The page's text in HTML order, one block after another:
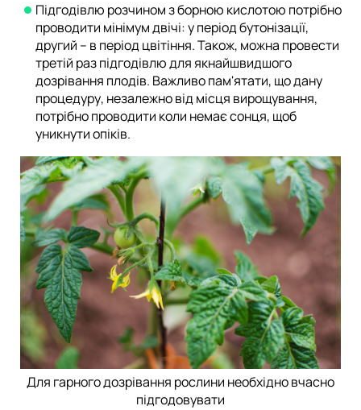
Підгодівлю розчином з борною кислотою потрібно
проводити мінімум двічі: у період бутонізації,
другий – в період цвітіння. Також, можна провести
третій раз підгодівлю для якнайшвидшого
дозрівання плодів. Важливо пам'ятати, що дану
процедуру, незалежно від місця вирощування,
потрібно проводити коли немає сонця, щоб
уникнути опіків.
Для гарного дозрівання рослини необхідно вчасно
підгодовувати